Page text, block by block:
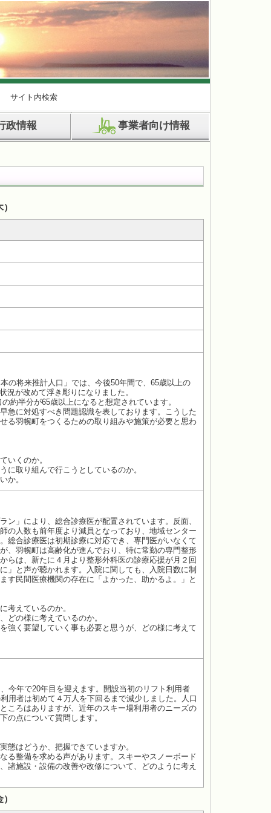
サイト内検索
政情報 事業者向け情報
将来推計人口」では、今後50年間で、65歳以上の
が改めて浮き彫りになりました。
半分が65歳以上になると想定されています。
に対処すべき問題認識を表しております。こうした
る羽幌町をつくるための取り組みや施策が必要と思わ
いくのか。
取り組んで行こうとしているのか。
か。
」により、総合診療医が配置されています。反面、
の人数も前年度より減員となっており、地域センター
総合診療医は初期診療に対応でき、専門医がいなくて
、羽幌町は高齢化が進んでおり、特に常勤の専門整形
らは、新たに４月より整形外科医の診療応援が月２回
」と声が聴かれます。入院に関しても、入院日数に制
す民間医療機関の存在に「よかった、助かるよ。」と
考えているのか。
どの様に考えているのか。
強く要望していく事も必要と思うが、どの様に考えて
年で20年目を迎えます。開設当初のリフト利用者
用者は初めて４万人を下回るまで減少しました。人口
ころはありますが、近年のスキー場利用者のニーズの
の点について質問します。
態はどうか、把握できていますか。
る整備を求める声があります。スキーやスノーボード
諸施設・設備の改善や改修について、どのように考え